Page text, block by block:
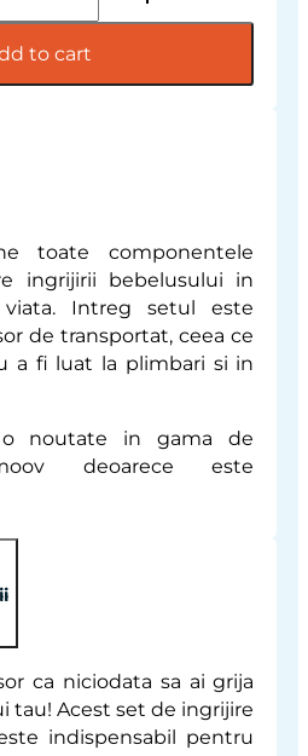
to cart
toate componentele
ingrijirii bebelusului in
Intreg setul este
de transportat, ceea ce
a fi luat la plimbari si in
o noutate in gama de
deoarece este
ca niciodata sa ai grija
tau! Acest set de ingrijire
indispensabil pentru